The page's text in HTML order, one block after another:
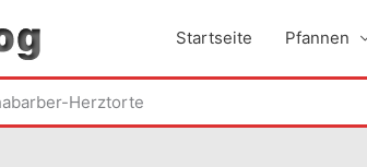
Startseite Pfannen
Herztorte